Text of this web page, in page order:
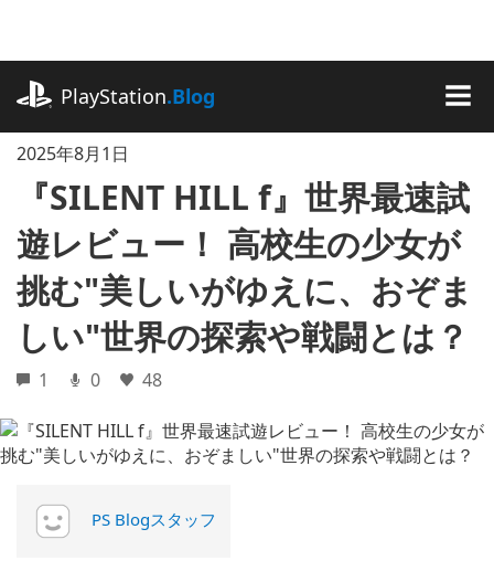
に
ッ
PlayStation.Blog
2025年8月1日
『SILENT HILL f』世界最速試
遊レビュー！ 高校生の少女が
挑む"美しいがゆえに、おぞま
しい"世界の探索や戦闘とは？
1 0 48
PS Blogスタッフ